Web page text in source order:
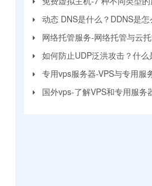
机和优缺点
动态 DNS是什么？DDNS是怎
的？网络托管服务-网络托管与云
别 如何防止UDP泛洪攻击？什么
UDP?
专用vps服务器-VPS与专用服
该选择哪个？
国外vps-了解VPS和专用服务